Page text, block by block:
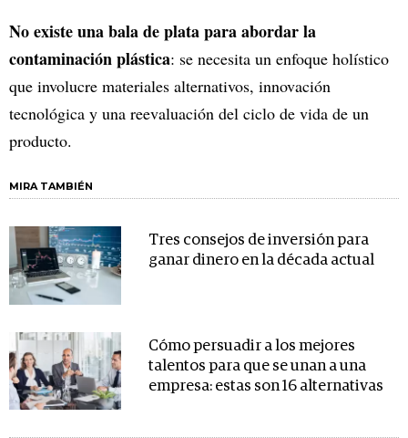
No existe una bala de plata para abordar la
contaminación plástica: se necesita un enfoque holístico
que involucre materiales alternativos, innovación
tecnológica y una reevaluación del ciclo de vida de un
producto.
MIRA TAMBIÉN
Tres consejos de inversión para
ganar dinero en la década actual
Cómo persuadir a los mejores
talentos para que se unan a una
empresa: estas son 16 alternativas